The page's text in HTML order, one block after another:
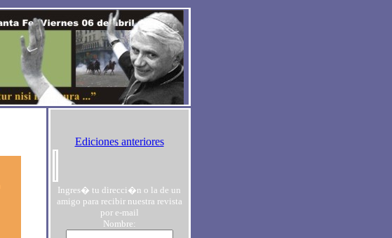
Ediciones anteriores
Ingres� tu direcci�n o la de un
amigo para recibir nuestra revista
por e-mail
Nombre: